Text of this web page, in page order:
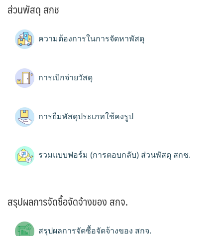
ส่วนพัสดุ สกช
ความต้องการในการจัดหาพัสดุ
การเบิกจ่ายวัสดุ
การยืมพัสดุประเภทใช้คงรูป
รวมแบบฟอร์ม (การตอบกลับ) ส่วนพัสดุ สกช.
สรุปผลการจัดซื้อจัดจ้างของ สกจ.
สรุปผลการจัดซื้อจัดจ้างของ สกจ.